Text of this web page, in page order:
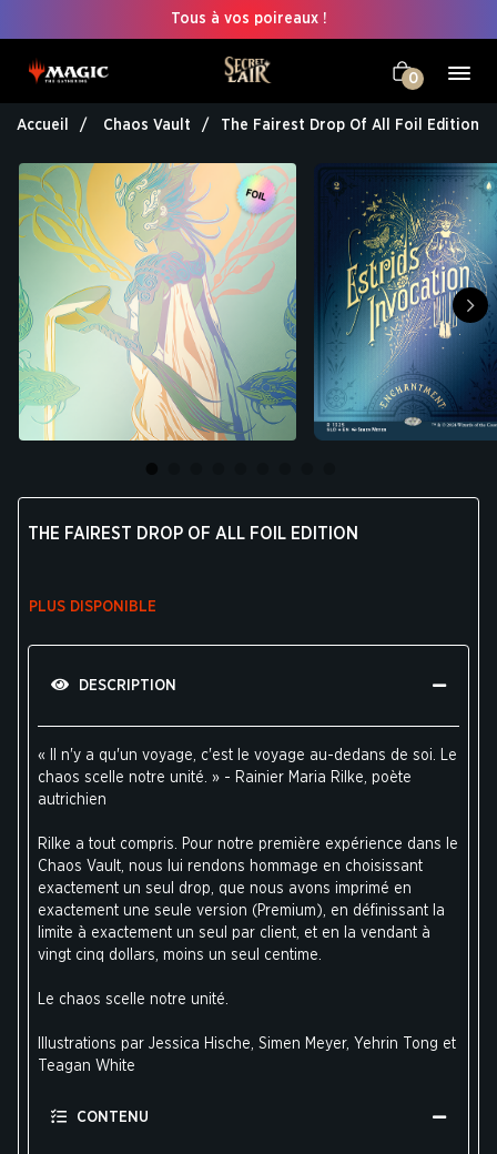
Tous à vos poireaux !
0
Accueil Chaos Vault The Fairest Drop Of All Foil Edition
THE FAIREST DROP OF ALL FOIL EDITION
PLUS DISPONIBLE
DESCRIPTION
« Il n'y a qu'un voyage, c'est le voyage au-dedans de soi. Le
chaos scelle notre unité. » - Rainier Maria Rilke, poète
autrichien
Rilke a tout compris. Pour notre première expérience dans le
Chaos Vault, nous lui rendons hommage en choisissant
exactement un seul drop, que nous avons imprimé en
exactement une seule version (Premium), en définissant la
limite à exactement un seul par client, et en la vendant à
vingt cinq dollars, moins un seul centime.
Le chaos scelle notre unité.
Illustrations par Jessica Hische, Simen Meyer, Yehrin Tong et
Teagan White
CONTENU